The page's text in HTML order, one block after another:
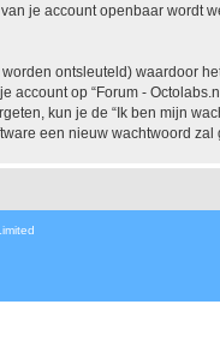
je account openbaar wordt
ontsleuteld) waardoor
account op “Forum -
kun je de “Ik ben mijn
een nieuw wachtwoord